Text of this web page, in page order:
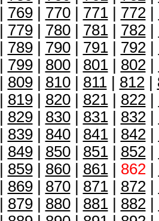
769| 770| 771| 772|
779| 780| 781| 782|
789| 790| 791| 792|
799| 800| 801| 802|
809| 810| 811| 812|
819| 820| 821| 822|
829| 830| 831| 832|
839| 840| 841| 842|
849| 850| 851| 852|
859| 860| 861| 862|
869| 870| 871| 872|
879| 880| 881| 882|